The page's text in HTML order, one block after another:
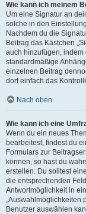
Wie kann ich meinem
Um eine Signatur an
solche in den
Nachdem du die
Beitrag das Kästchen
auch hinzufügen,
standardmäßige
einzelnen Beitrag
dort einfach das
Nach oben
Wie kann ich eine
Wenn du ein neues
bearbeitest, findest du
Formulars zur
können, so hast du
erstellen. Du solltest
die entsprechenden
Antwortmöglichkeit in
„Auswahlmöglichkeiten
Benutzer auswählen